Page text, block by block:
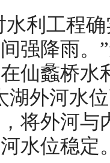
水利工程
强降雨。
仙蠡桥水
湖外河水
将外河与
水位稳定